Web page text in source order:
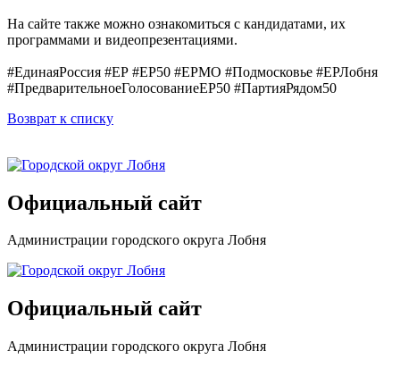
На сайте также можно ознакомиться с кандидатами, их
программами и видеопрезентациями.
#ЕдинаяРоссия #ЕР #ЕР50 #ЕРМО #Подмосковье #ЕРЛобня
#ПредварительноеГолосованиеЕР50 #ПартияРядом50
Возврат к списку
Официальный сайт
Администрации городского округа Лобня
Официальный сайт
Администрации городского округа Лобня